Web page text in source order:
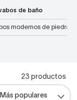
de baño
modernos de piedra
23 productos